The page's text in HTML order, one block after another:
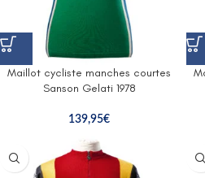
Maillot cycliste manches courtes
Sanson Gelati 1978
139,95€